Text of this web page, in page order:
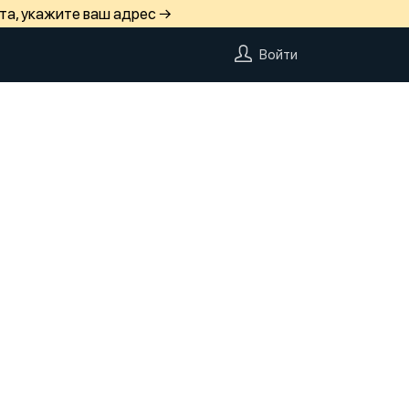
укажите ваш адрес →
Войти